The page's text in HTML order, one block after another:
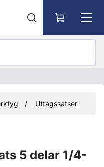
Uttagssatser
5 delar 1/4-